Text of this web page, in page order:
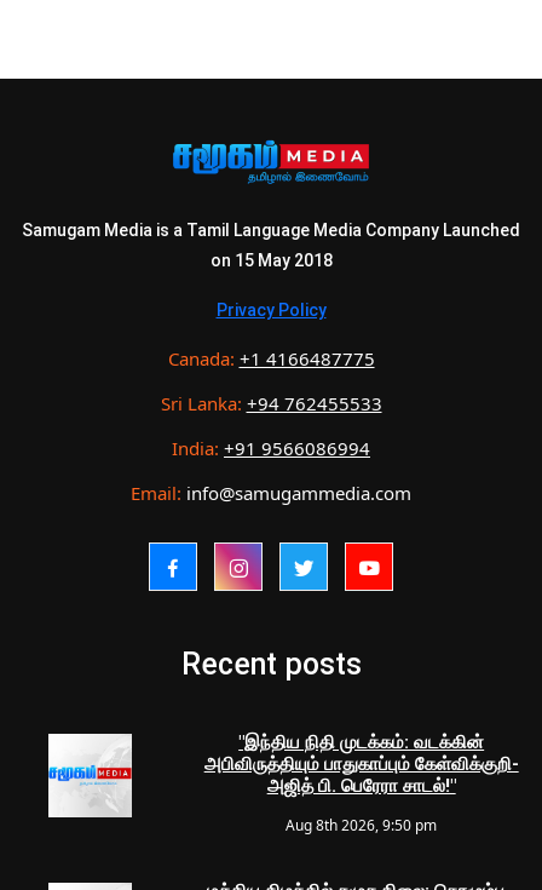
Samugam Media is a Tamil Language Media Company Launched
on 15 May 2018
Privacy Policy
Canada: +1 4166487775
Sri Lanka: +94 762455533
India: +91 9566086994
Email: info@samugammedia.com
Recent posts
"இந்திய நிதி முடக்கம்: வடக்கின்
அபிவிருத்தியும் பாதுகாப்பும் கேள்விக்குறி-
அஜித் பி. பெரேரா சாடல்!"
Aug 8th 2026, 9:50 pm